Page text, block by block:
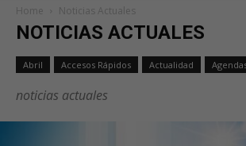
Home Noticias Actuales
NOTICIAS ACTUALES
Abril Accesos Rápidos Actualidad
noticias actuales